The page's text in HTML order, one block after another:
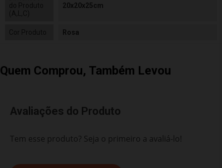
20x20x25cm
Rosa
Quem Comprou, Também Levou
Avaliações do Produto
Tem esse produto? Seja o primeiro a avaliá-lo!